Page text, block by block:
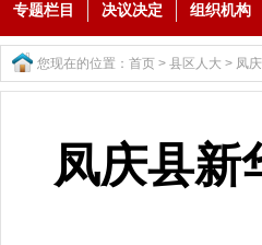
专题栏目
决议决定 组织机构
您现在的位置： 首页 > 县区人大 > 凤庆
凤庆县新